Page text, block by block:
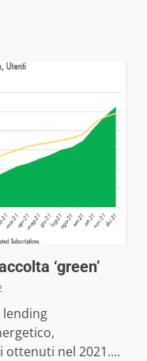
‘green’
ottenuti nel 2021....